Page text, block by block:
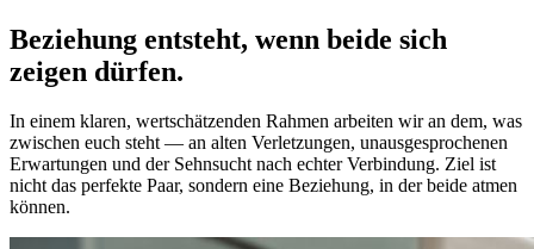
Beziehung entsteht, wenn beide sich
zeigen dürfen.
In einem klaren, wertschätzenden Rahmen arbeiten wir an dem, was
zwischen euch steht — an alten Verletzungen, unausgesprochenen
Erwartungen und der Sehnsucht nach echter Verbindung. Ziel ist
nicht das perfekte Paar, sondern eine Beziehung, in der beide atmen
können.